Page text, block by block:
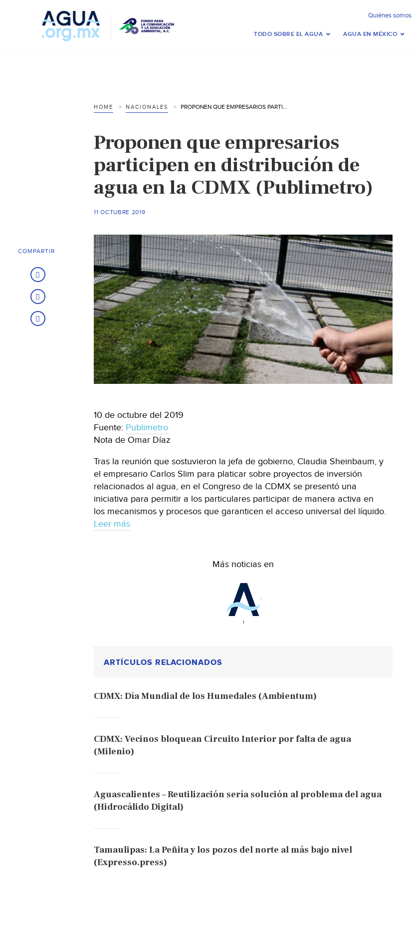
Quiénes somos
TODO SOBRE EL AGUA AGUA EN MÉXICO
HOME NACIONALES PROPONEN QUE EMPRESARIOS PARTICIPEN EN DISTRIBUCIÓN DE AGUA EN LA CDMX (PUBLIMETRO)
Proponen que empresarios
participen en distribución de
agua en la CDMX (Publimetro)
11 OCTUBRE 2019
10 de octubre del 2019
Fuente: Publimetro
Nota de Omar Díaz
Tras la reunión que sostuvieron la jefa de gobierno, Claudia Sheinbaum, y
el empresario Carlos Slim para platicar sobre proyectos de inversión
relacionados al agua, en el Congreso de la CDMX se presentó una
iniciativa para permitir a los particulares participar de manera activa en
los mecanismos y procesos que garanticen el acceso universal del líquido.
Leer más
Más noticias en
ARTÍCULOS RELACIONADOS
CDMX: Día Mundial de los Humedales (Ambientum)
CDMX: Vecinos bloquean Circuito Interior por falta de agua
(Milenio)
Aguascalientes – Reutilización sería solución al problema del agua
(Hidrocálido Digital)
Tamaulipas: La Peñita y los pozos del norte al más bajo nivel
(Expresso.press)
COMPARTIR